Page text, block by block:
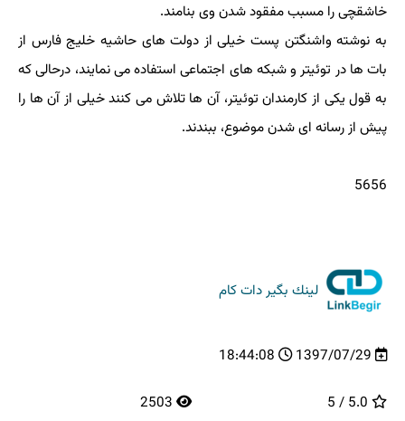
خاشقچی را مسبب مفقود شدن وی بنامند.
به نوشته واشنگتن پست خیلی از دولت های حاشیه خلیج فارس از
بات ها در توئیتر و شبكه های اجتماعی استفاده می نمایند، درحالی كه
به قول یكی از كارمندان توئیتر، آن ها تلاش می كنند خیلی از آن ها را
پیش از رسانه ای شدن موضوع، ببندند.
5656
لینك بگیر دات كام
1397/07/29
18:44:08